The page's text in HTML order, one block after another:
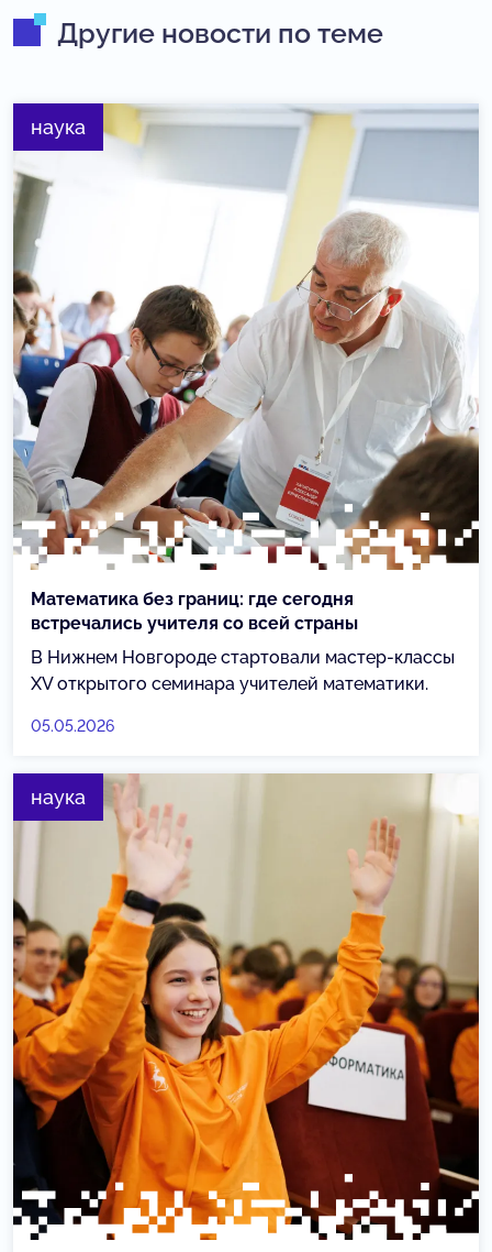
Другие новости по теме
наука
Математика без границ: где сегодня
встречались учителя со всей страны
В Нижнем Новгороде стартовали мастер-классы
XV открытого семинара учителей математики.
05.05.2026
наука